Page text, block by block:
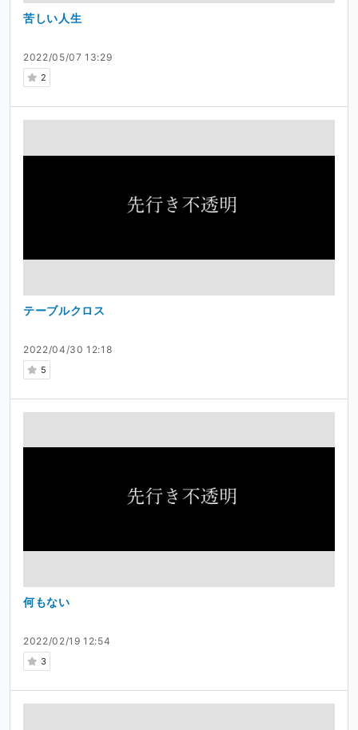
2022/05/07 13:29
2
苦しい人生
2022/04/30 12:18
5
テーブルクロス
2022/02/19 12:54
3
何もない